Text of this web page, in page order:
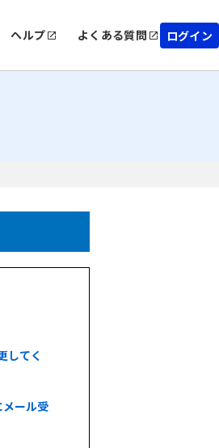
ヘルプ よくある質問 ログイン
してく
ール受